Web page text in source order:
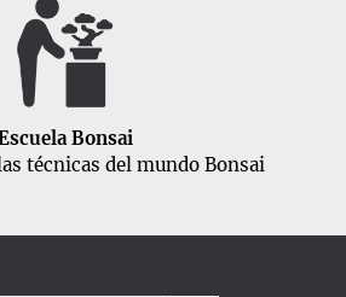
Bonsai
técnicas del mundo Bonsai